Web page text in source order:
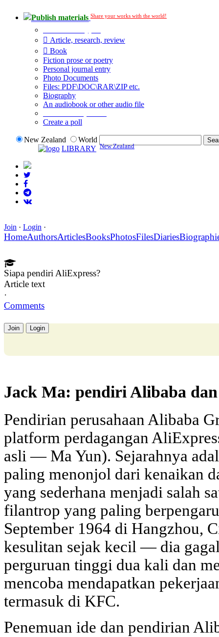
Publish materials Share your works with the world!
Article, research, review
Book
Fiction prose or poetry
Personal journal entry
Photo Documents
Files: PDF\DOC\RAR\ZIP etc.
Biography
An audiobook or other audio file
Create a poll
New Zealand
World
LIBRARY New Zealand
Join · Login ·
HomeAuthorsArticlesBooksPhotosFilesDiaries
Siapa pendiri AliExpress?
Article text
·
Comments
Join Login
Jack Ma: pendiri Alibaba
Pendirian perusahaan Alibaba
platform perdagangan
asli — Ma Yun). Sejarahnya
paling menonjol dari kenaikan
yang sederhana menjadi salah
filantrop yang paling
September 1964 di Hangzhou,
kesulitan sejak kecil — dia
perguruan tinggi dua kali dan
mencoba mendapatkan
termasuk di KFC.
Penemuan ide dan pendirian